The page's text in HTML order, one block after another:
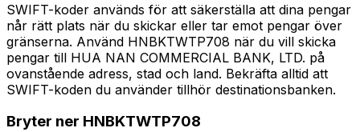
SWIFT-koder används för att säkerställa att dina pengar
når rätt plats när du skickar eller tar emot pengar över
gränserna. Använd HNBKTWTP708 när du vill skicka
pengar till HUA NAN COMMERCIAL BANK, LTD. på
ovanstående adress, stad och land. Bekräfta alltid att
SWIFT-koden du använder tillhör destinationsbanken.
Bryter ner HNBKTWTP708